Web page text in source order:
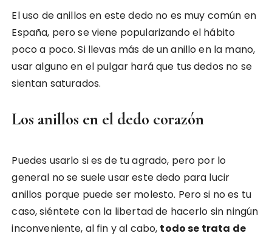
El uso de anillos en este dedo no es muy común en
España, pero se viene popularizando el hábito
poco a poco. Si llevas más de un anillo en la mano,
usar alguno en el pulgar hará que tus dedos no se
sientan saturados.
Los anillos en el dedo corazón
Puedes usarlo si es de tu agrado, pero por lo
general no se suele usar este dedo para lucir
anillos porque puede ser molesto. Pero si no es tu
caso, siéntete con la libertad de hacerlo sin ningún
inconveniente, al fin y al cabo, todo se trata de